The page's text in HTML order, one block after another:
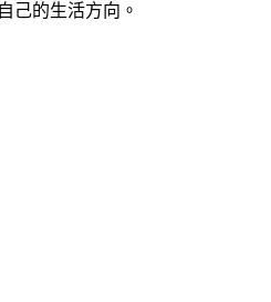
己的生活方向。